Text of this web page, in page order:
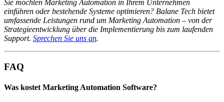
Sie möchten Marketing Automation in Ihrem Unternehmen
einführen oder bestehende Systeme optimieren? Balane Tech bietet
umfassende Leistungen rund um Marketing Automation – von der
Strategieentwicklung über die Implementierung bis zum laufenden
Support. Sprechen Sie uns an.
FAQ
Was kostet Marketing Automation Software?